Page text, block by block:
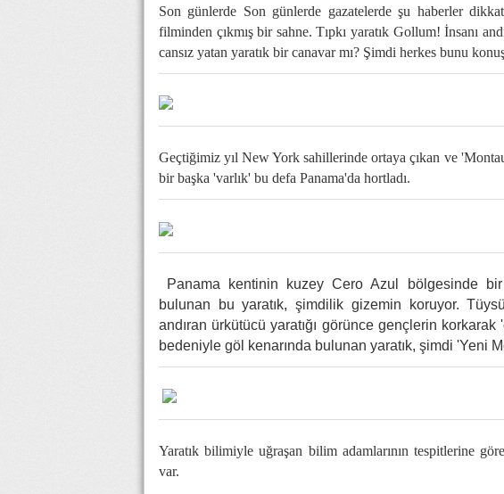
Son günlerde Son günlerde gazatelerde şu haberler
filminden çıkmış bir sahne. Tıpkı yaratık Gollum! İnsanı
cansız yatan yaratık bir canavar mı? Şimdi herkes bunu
Geçtiğimiz yıl New York sahillerinde ortaya çıkan ve
bir başka 'varlık' bu defa Panama'da hortladı.
Panama kentinin kuzey Cero Azul bölgesinde
bulunan bu yaratık, şimdilik gizemin koruyor.
andıran ürkütücü yaratığı görünce gençlerin korkarak
bedeniyle göl kenarında bulunan yaratık, şimdi 'Yeni
Yaratık bilimiyle uğraşan bilim adamlarının tespitlerine
var.